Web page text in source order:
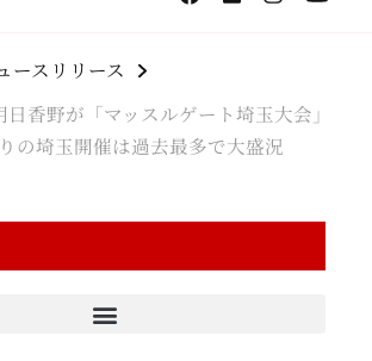
ースリリース
香野が「マッスルゲート埼玉大会」
の埼玉開催は過去最多で大盛況